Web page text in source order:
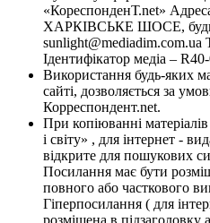
«КореспонденТ.net»
ХАРКІВСЬКЕ ШОСЕ,
sunlight@mediadim.com.ua
Ідентифікатор медіа –
Використання будь-яких
сайті, дозволяється за
Корреспондент.net.
При копіюванні
і світу» , для інтернет -
відкрите для пошукових
Посилання має бути
повного або часткового
Гіперпосилання ( для